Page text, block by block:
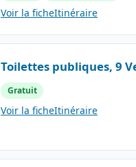
Voir la ficheItinéraire
Toilettes publiques, 9
Gratuit
Voir la ficheItinéraire